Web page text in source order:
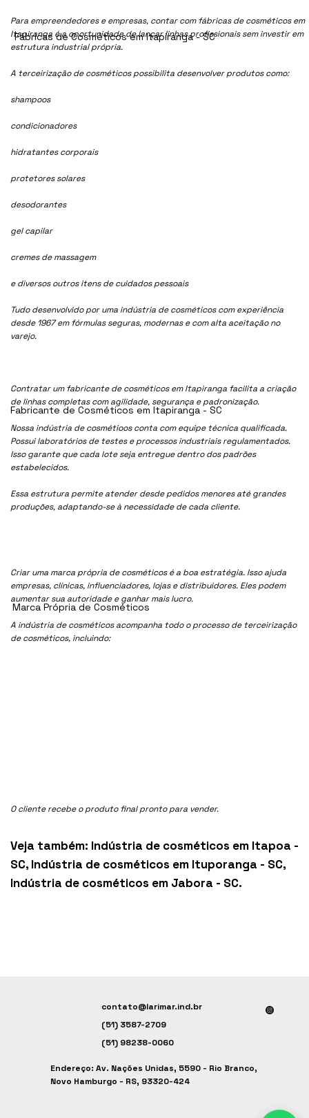
Para empreendedores e empresas, contar com fábricas de cosméticos em
Itapiranga é a oportunidade de lançar linhas profissionais sem investir em
estrutura industrial própria.
A terceirização de cosméticos possibilita desenvolver produtos como:
shampoos
condicionadores
hidratantes corporais
protetores solares
desodorantes
gel capilar
cremes de massagem
e diversos outros itens de cuidados pessoais
Tudo desenvolvido por uma indústria de cosméticos com experiência
desde 1967 em fórmulas seguras, modernas e com alta aceitação no
varejo.
Contratar um fabricante de cosméticos em Itapiranga facilita a criação
de linhas completas com agilidade, segurança e padronização.
Nossa indústria de cosmétioos conta com equipe técnica qualificada.
Possui laboratórios de testes e processos industriais regulamentados.
Isso garante que cada lote seja entregue dentro dos padrões
estabelecidos.
Essa estrutura permite atender desde pedidos menores até grandes
produções, adaptando-se à necessidade de cada cliente.
Criar uma marca própria de cosméticos é a boa estratégia. Isso ajuda
empresas, clínicas, influenciadores, lojas e distribuidores. Eles podem
aumentar sua autoridade e ganhar mais lucro.
A indústria de cosméticos acompanha todo o processo de terceirização
de cosméticos, incluindo:
O cliente recebe o produto final pronto para vender.
Veja também: Indústria de cosméticos em Itapoa -
SC, Indústria de cosméticos em Ituporanga - SC,
Indústria de cosméticos em Jabora - SC.
Fábricas de Cosméticos em Itapiranga - SC
Fabricante de Cosméticos em Itapiranga - SC
Marca Própria de Cosméticos
contato@larimar.ind.br
(51) 3587-2709
(51) 98238-0060
Endereço: Av. Nações Unidas, 5590 - Rio Branco,
Novo Hamburgo - RS, 93320-424